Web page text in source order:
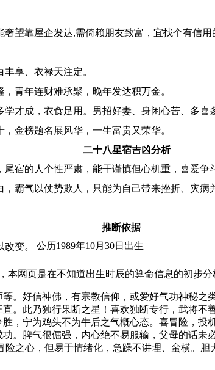
望靠屋企发达,需倚赖朋友致富，宜找个有信
享、衣禄天注定。
青年连财难承聚，晚年发达积万金。
才成，衣食足用。男招好妻、身闲心苦、多喜
金榜题名展风华，一生富贵又荣华。
二十八星宿吉凶分析
宿的人个性严肃，能干谨慎但心机重，喜爱
霸气以仗势欺人，只能为自己带来挫折、灾
推断依据
变。
公历1989年10月30日出生
本网页是在不知道出生时辰的算命信息的初步
。好信神佛，有宗教信仰，或爱好气功神秘
。此乃独行果断之星！喜欢独断专行，武将
，宁为鸡头不为牛后之气概心态。喜冒险，
。脾气很倔强，内心绝不易服输，父母的话
之心，但易于情绪化，急躁不讲理、蛮横。